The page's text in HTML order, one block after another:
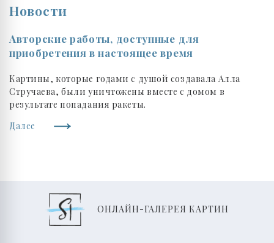
Новости
Авторские работы, доступные для
приобретения в настоящее время
Картины, которые годами с душой создавала Алла
Стручаева, были уничтожены вместе с домом в
результате попадания ракеты.
Далее
ОНЛАЙН-ГАЛЕРЕЯ КАРТИН